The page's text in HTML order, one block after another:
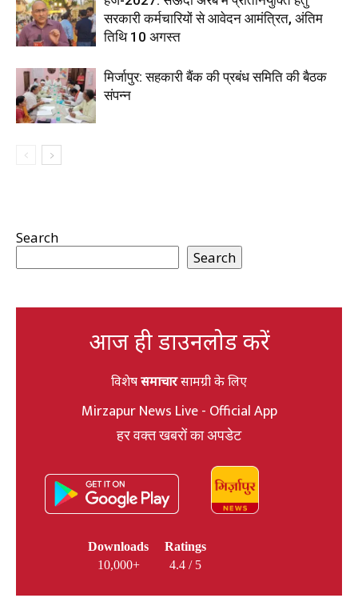
सरकारी कर्मचारियों से आवेदन आमंत्रित, अंतिम
तिथि 10 अगस्त
मिर्जापुर: सहकारी बैंक की प्रबंध समिति की बैठक
संपन्न
Search
Search
आज ही डाउनलोड करें
विशेषसमाचारसामग्री के लिए
Mirzapur News Live - Official App
हर वक्त खबरों का अपडेट
Downloads
10,000+
Ratings
4.4 / 5